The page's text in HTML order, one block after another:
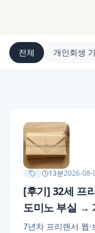
전체 개인회생
13분2026-08-
[후기] 32세 프
도미노 부실 →
7년차 프리랜서 웹